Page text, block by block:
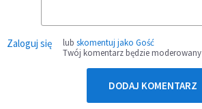
Zaloguj się lub skomentuj jako Gość
Twój komentarz będzie moderowany
DODAJ KOMENTARZ